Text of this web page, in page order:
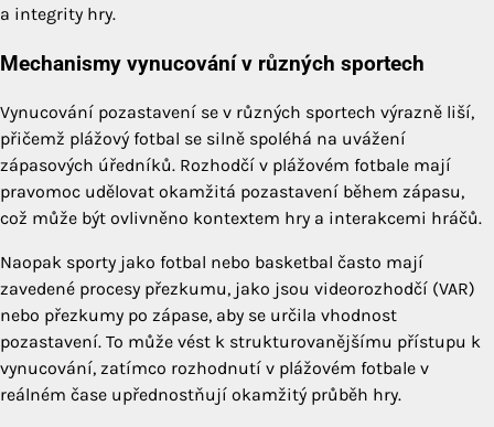
a integrity hry.
Mechanismy vynucování v různých sportech
Vynucování pozastavení se v různých sportech výrazně liší,
přičemž plážový fotbal se silně spoléhá na uvážení
zápasových úředníků. Rozhodčí v plážovém fotbale mají
pravomoc udělovat okamžitá pozastavení během zápasu,
což může být ovlivněno kontextem hry a interakcemi hráčů.
Naopak sporty jako fotbal nebo basketbal často mají
zavedené procesy přezkumu, jako jsou videorozhodčí (VAR)
nebo přezkumy po zápase, aby se určila vhodnost
pozastavení. To může vést k strukturovanějšímu přístupu k
vynucování, zatímco rozhodnutí v plážovém fotbale v
reálném čase upřednostňují okamžitý průběh hry.